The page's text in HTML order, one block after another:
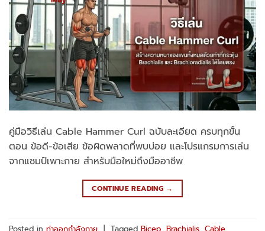
คู่มือวิธีเล่น Cable Hammer Curl ฉบับละเอียด ครบทุกขั้น
ตอน ข้อดี-ข้อเสีย ข้อผิดพลาดที่พบบ่อย และโปรแกรมการเล่น
จากแชมป์เพาะกาย สำหรับมือใหม่ถึงมืออาชีพ
CONTINUE READING →